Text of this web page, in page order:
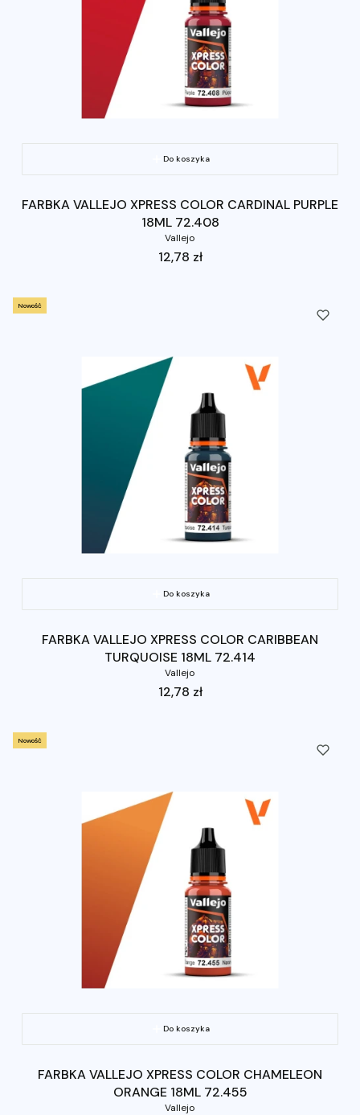
Do koszyka
FARBKA VALLEJO XPRESS COLOR CARDINAL PURPLE
18ML 72.408
Vallejo
Cena
12,78 zł
Nowość
Do koszyka
FARBKA VALLEJO XPRESS COLOR CARIBBEAN
TURQUOISE 18ML 72.414
Vallejo
Cena
12,78 zł
Nowość
Do koszyka
FARBKA VALLEJO XPRESS COLOR CHAMELEON
ORANGE 18ML 72.455
Vallejo